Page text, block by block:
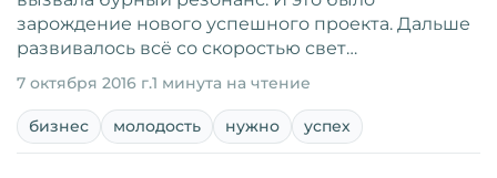
зарождение нового успешного проекта. Дальше
развивалось всё со скоростью свет…
7 октября 2016 г.1 минута на чтение
бизнес молодость нужно успех